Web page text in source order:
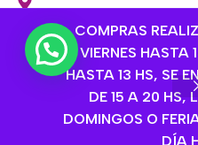
COMPRAS
VIERNES HASTA
HASTA 13 HS, SE
DE 15 A 20 HS,
DOMINGOS O
DÍA
Buenos Aires
Lunes a Viernes de 9hs
Sábados de 9hs a 15hs